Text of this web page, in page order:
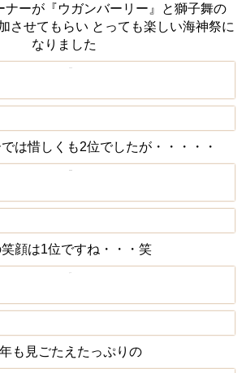
ナーが『ウガンバーリー』と獅子舞の
させてもらい とっても楽しい海神祭に
なりました
は惜しくも2位でしたが・・・・・
笑顔は1位ですね・・・笑
も見ごたえたっぷりの